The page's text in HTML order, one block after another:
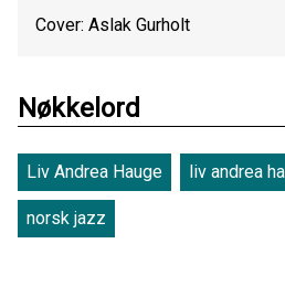
Cover: Aslak Gurholt
Nøkkelord
Liv Andrea Hauge liv andrea
norsk jazz